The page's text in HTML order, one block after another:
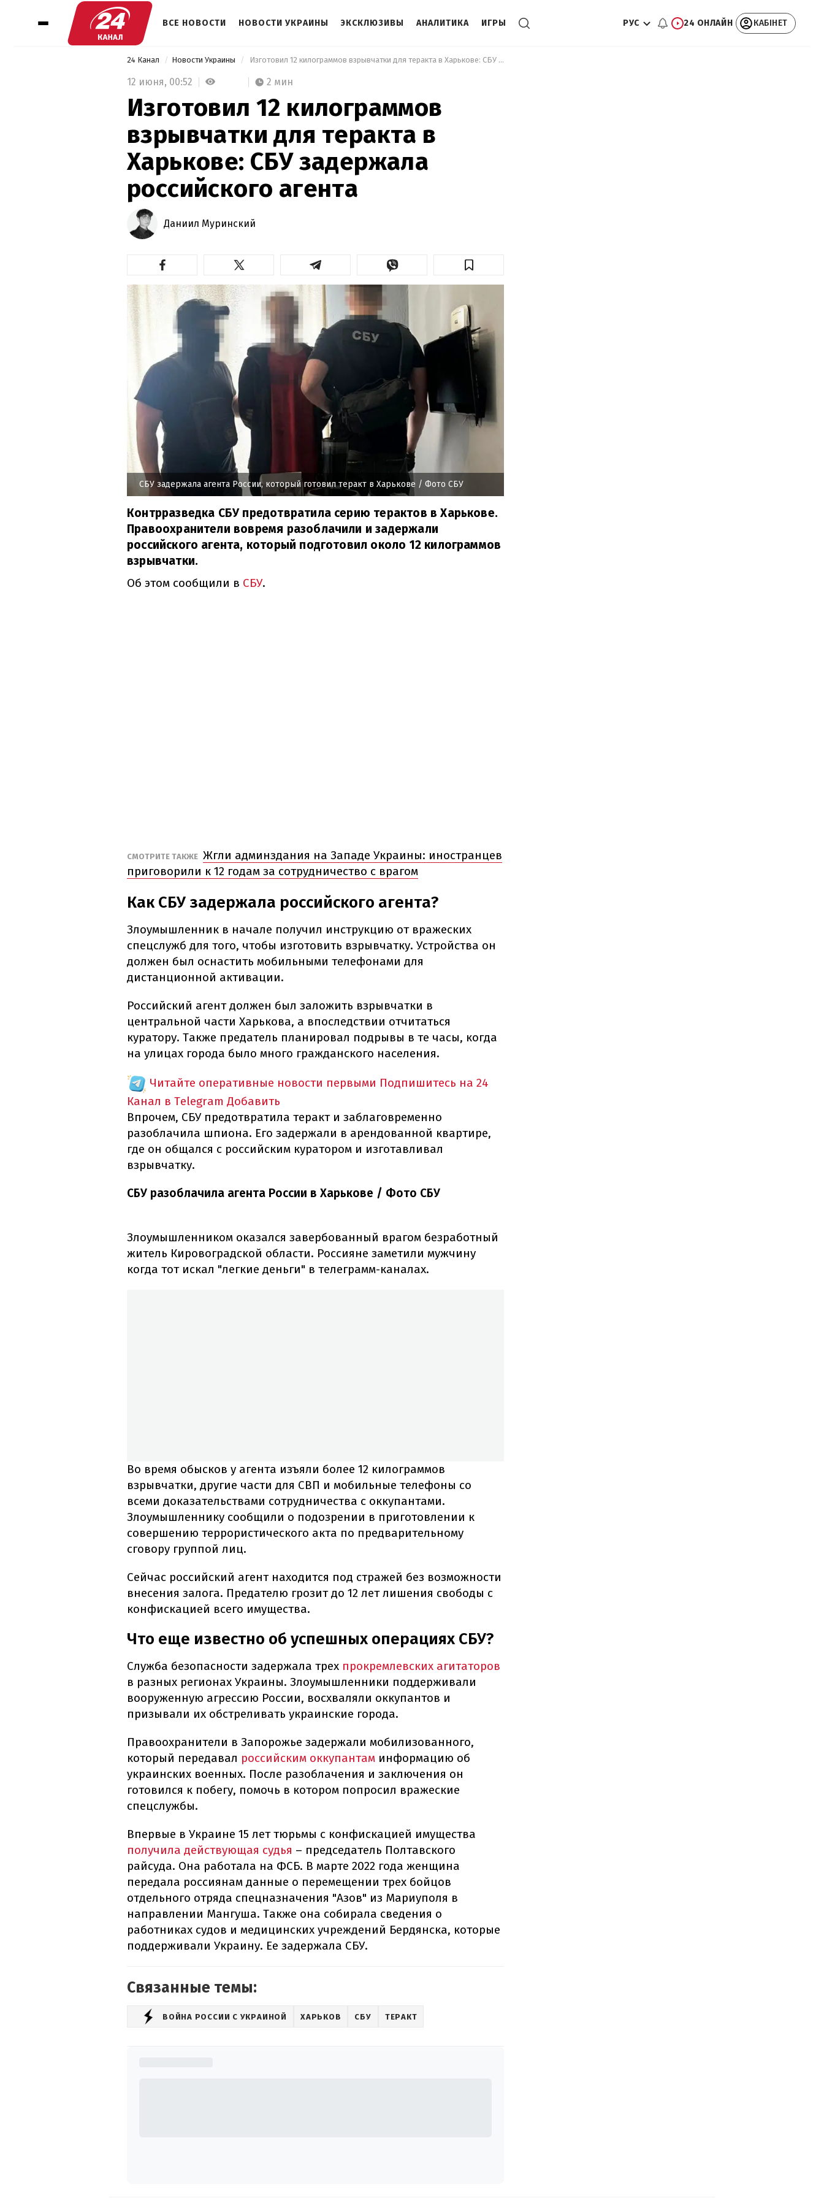
ВСЕ НОВОСТИ НОВОСТИ УКРАИНЫ ЭКСКЛЮЗИВЫ АНАЛИТИКА ИГРЫ РУС 24 ОНЛАЙН КАБІНЕТ
24 Канал Новости Украины Изготовил 12 килограммов взрывчатки для теракта в Харькове: СБУ задержала российского агента
12 июня, 00:52 2 мин
Изготовил 12 килограммов
взрывчатки для теракта в
Харькове: СБУ задержала
российского агента
Даниил Муринский
СБУ задержала агента России, который готовил теракт в Харькове / Фото СБУ
Контрразведка СБУ предотвратила серию терактов в Харькове.
Правоохранители вовремя разоблачили и задержали
российского агента, который подготовил около 12 килограммов
взрывчатки.
Об этом сообщили в СБУ.
СМОТРИТЕ ТАКЖЕ Жгли админздания на Западе Украины: иностранцев
приговорили к 12 годам за сотрудничество с врагом
Как СБУ задержала российского агента?
Злоумышленник в начале получил инструкцию от вражеских
спецслужб для того, чтобы изготовить взрывчатку. Устройства он
должен был оснастить мобильными телефонами для
дистанционной активации.
Российский агент должен был заложить взрывчатки в
центральной части Харькова, а впоследствии отчитаться
куратору. Также предатель планировал подрывы в те часы, когда
на улицах города было много гражданского населения.
Читайте оперативные новости первыми Подпишитесь на 24
Канал в Telegram Добавить
Впрочем, СБУ предотвратила теракт и заблаговременно
разоблачила шпиона. Его задержали в арендованной квартире,
где он общался с российским куратором и изготавливал
взрывчатку.
СБУ разоблачила агента России в Харькове / Фото СБУ
Злоумышленником оказался завербованный врагом безработный
житель Кировоградской области. Россияне заметили мужчину
когда тот искал "легкие деньги" в телеграмм-каналах.
Во время обысков у агента изъяли более 12 килограммов
взрывчатки, другие части для СВП и мобильные телефоны со
всеми доказательствами сотрудничества с оккупантами.
Злоумышленнику сообщили о подозрении в приготовлении к
совершению террористического акта по предварительному
сговору группой лиц.
Сейчас российский агент находится под стражей без возможности
внесения залога. Предателю грозит до 12 лет лишения свободы с
конфискацией всего имущества.
Что еще известно об успешных операциях СБУ?
Служба безопасности задержала трех прокремлевских агитаторов
в разных регионах Украины. Злоумышленники поддерживали
вооруженную агрессию России, восхваляли оккупантов и
призывали их обстреливать украинские города.
Правоохранители в Запорожье задержали мобилизованного,
который передавал российским оккупантам информацию об
украинских военных. После разоблачения и заключения он
готовился к побегу, помочь в котором попросил вражеские
спецслужбы.
Впервые в Украине 15 лет тюрьмы с конфискацией имущества
получила действующая судья – председатель Полтавского
райсуда. Она работала на ФСБ. В марте 2022 года женщина
передала россиянам данные о перемещении трех бойцов
отдельного отряда спецназначения "Азов" из Мариуполя в
направлении Мангуша. Также она собирала сведения о
работниках судов и медицинских учреждений Бердянска, которые
поддерживали Украину. Ее задержала СБУ.
Связанные темы:
ВОЙНА РОССИИ С УКРАИНОЙ ХАРЬКОВ СБУ ТЕРАКТ